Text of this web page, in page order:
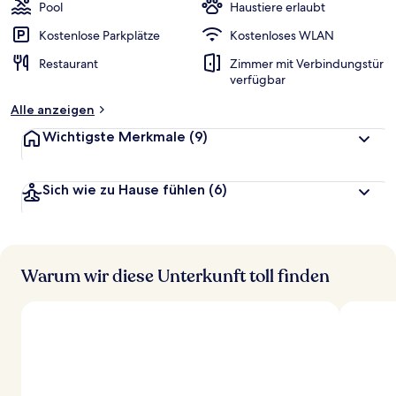
r
Pool
Haustiere erlaubt
Kostenlose Parkplätze
Kostenloses WLAN
Restaurant
Zimmer mit Verbindungstür
verfügbar
Alle anzeigen
Wichtigste Merkmale (9)
Sich wie zu Hause fühlen (6)
Warum wir diese Unterkunft toll finden